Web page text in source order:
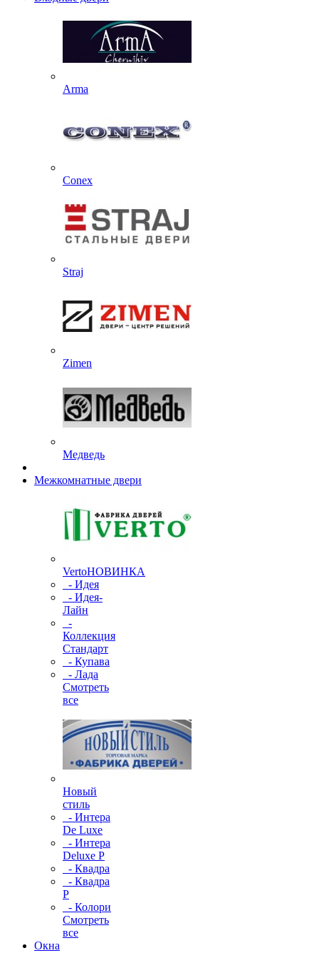
Arma
Conex
Straj
Zimen
Медведь
Межкомнатные двери
VertoНОВИНКА
- Идея
- Идея-
Лайн
-
Коллекция
Стандарт
- Купава
- Лада
Смотреть
все
Новый
стиль
- Интера
De Luxe
- Интера
Deluxe P
- Квадра
- Квадра
P
- Колори
Смотреть
все
Окна